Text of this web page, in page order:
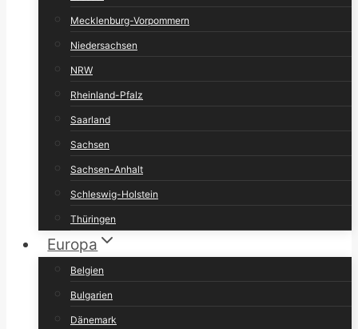
Mecklenburg-Vorpommern
Niedersachsen
NRW
Rheinland-Pfalz
Saarland
Sachsen
Sachsen-Anhalt
Schleswig-Holstein
Thüringen
Europa
Belgien
Bulgarien
Dänemark